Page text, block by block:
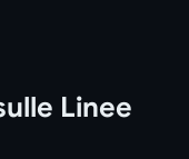
Linee